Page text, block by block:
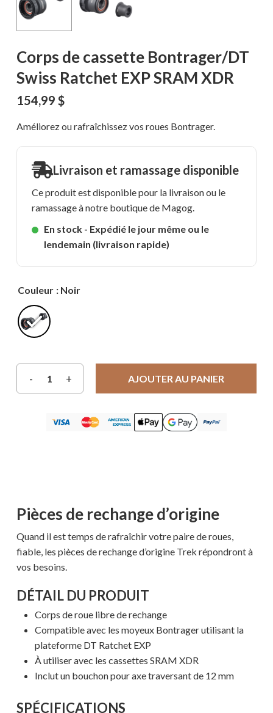
Corps de cassette Bontrager/DT
Swiss Ratchet EXP SRAM XDR
154,99 $
Améliorez ou rafraîchissez vos roues Bontrager.
Livraison et ramassage disponible
Ce produit est disponible pour la livraison ou le
ramassage à notre boutique de Magog.
En stock - Expédié le jour même ou le
lendemain (livraison rapide)
Couleur : Noir
AJOUTER AU PANIER
Pièces de rechange d’origine
Quand il est temps de rafraîchir votre paire de roues,
fiable, les pièces de rechange d’origine Trek répondront à
vos besoins.
DÉTAIL DU PRODUIT
Corps de roue libre de rechange
Compatible avec les moyeux Bontrager utilisant la
plateforme DT Ratchet EXP
À utiliser avec les cassettes SRAM XDR
Inclut un bouchon pour axe traversant de 12 mm
SPÉCIFICATIONS